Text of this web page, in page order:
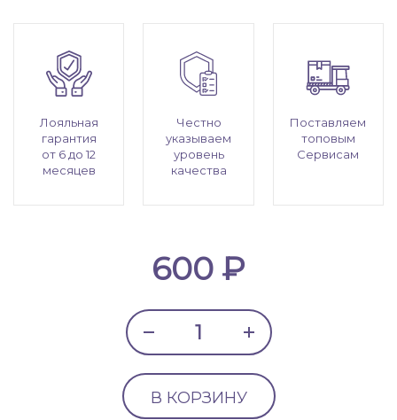
Лояльная
гарантия
от 6 до 12
месяцев
Честно
указываем
уровень
качества
Поставляем
топовым
Сервисам
600 ₽
В КОРЗИНУ